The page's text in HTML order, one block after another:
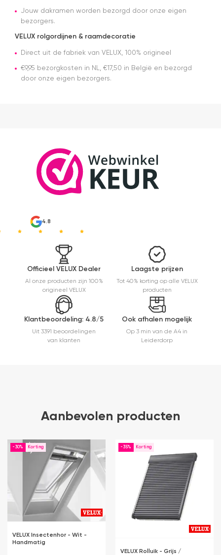
Jouw dakramen worden bezorgd door onze eigen
bezorgers.
VELUX rolgordijnen & raamdecoratie
Direct uit de fabriek van VELUX, 100% origineel
€9,95 bezorgkosten in NL, €17,50 in België en bezorgd
door onze eigen bezorgers.
4.8
Officieel VELUX Dealer
Al onze producten zijn 100%
origineel VELUX
Laagste prijzen
Tot 40% korting op alle VELUX
producten
Klantbeoordeling: 4.8/5
Uit 3391 beoordelingen
van klanten
Ook afhalen mogelijk
Op 3 min van de A4 in
Leiderdorp
Aanbevolen producten
-30%
VELUX Insectenhor - Wit -
Handmatig
-35%
VELUX Rolluik - Grijs /